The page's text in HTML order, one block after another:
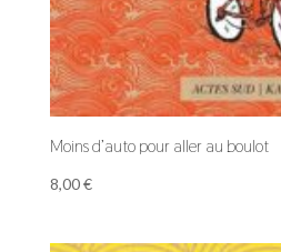
Moins d’auto pour aller au boulot
8,00€